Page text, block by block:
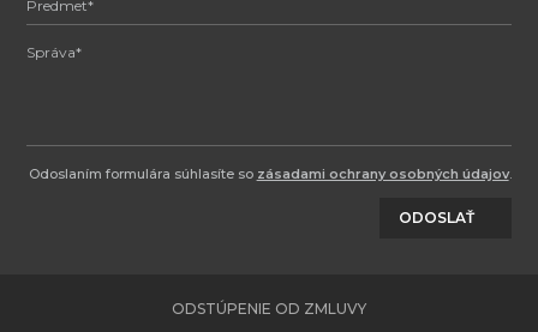
Odoslaním formulára súhlasíte so zásadami ochrany osobných údajov.
ODOSLAŤ
ODSTÚPENIE OD ZMLUVY